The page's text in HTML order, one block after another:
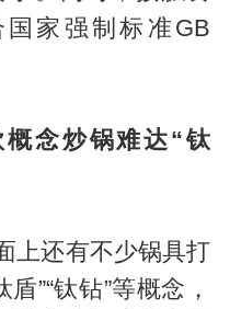
家强制标准GB
念炒锅难达“钛
上还有不少锅具打
盾”“钛钻”等概念，